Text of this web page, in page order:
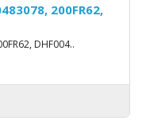
200FR62,
DHF004..